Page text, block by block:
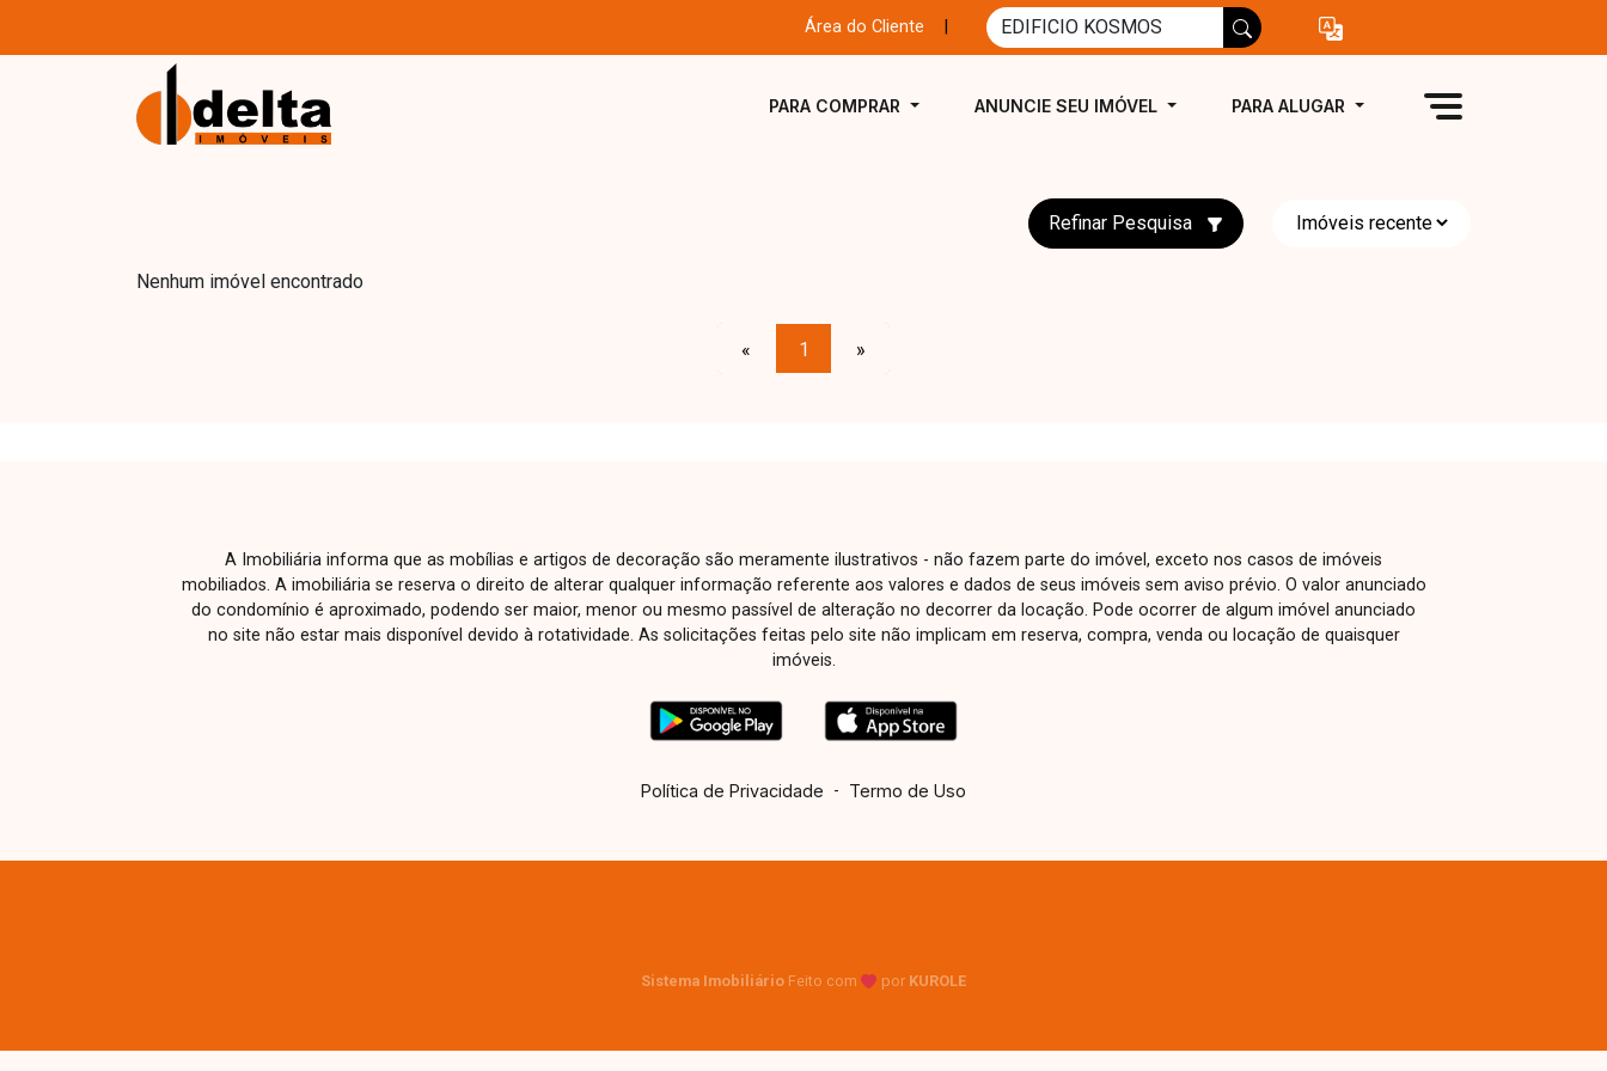
Área do Cliente
PARA COMPRAR ANUNCIE SEU IMÓVEL PARA ALUGAR
Refinar Pesquisa
Nenhum imóvel encontrado
« 1 »
A Imobiliária informa que as mobílias e artigos de decoração são meramente ilustrativos - não fazem parte do imóvel, exceto nos casos de imóveis
mobiliados. A imobiliária se reserva o direito de alterar qualquer informação referente aos valores e dados de seus imóveis sem aviso prévio. O valor anunciado
do condomínio é aproximado, podendo ser maior, menor ou mesmo passível de alteração no decorrer da locação. Pode ocorrer de algum imóvel anunciado
no site não estar mais disponível devido à rotatividade. As solicitações feitas pelo site não implicam em reserva, compra, venda ou locação de quaisquer
imóveis.
Política de Privacidade - Termo de Uso
Sistema Imobiliário Feito com por KUROLE